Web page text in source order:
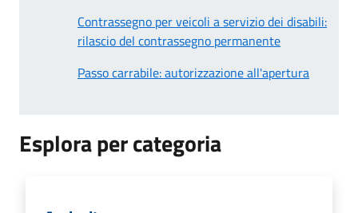
Contrassegno per veicoli a servizio dei disabili:
rilascio del contrassegno permanente
Passo carrabile: autorizzazione all'apertura
Esplora per categoria